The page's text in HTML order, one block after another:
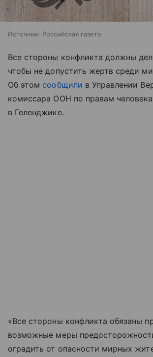
Источник: Российская газета
Все стороны конфликта должны
чтобы не допустить жертв среди
Об этом сообщили в Управлении
комиссара ООН по правам человека
в Геленджике.
«Все стороны конфликта обязаны
возможные меры
оградить от опасности мирных